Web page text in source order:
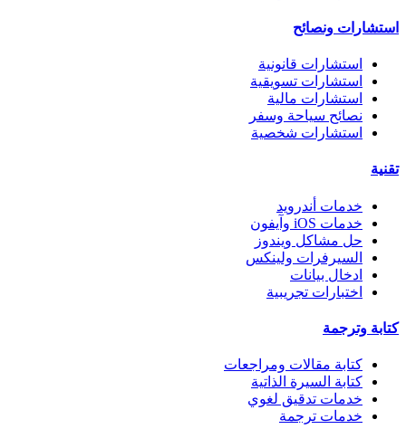
استشارات ونصائح
استشارات قانونية
استشارات تسويقية
استشارات مالية
نصائح سياحة وسفر
استشارات شخصية
تقنية
خدمات أندرويد
خدمات iOS وآيفون
حل مشاكل ويندوز
السيرفرات ولينكس
ادخال بيانات
اختبارات تجريبية
كتابة وترجمة
كتابة مقالات ومراجعات
كتابة السيرة الذاتية
خدمات تدقيق لغوي
خدمات ترجمة